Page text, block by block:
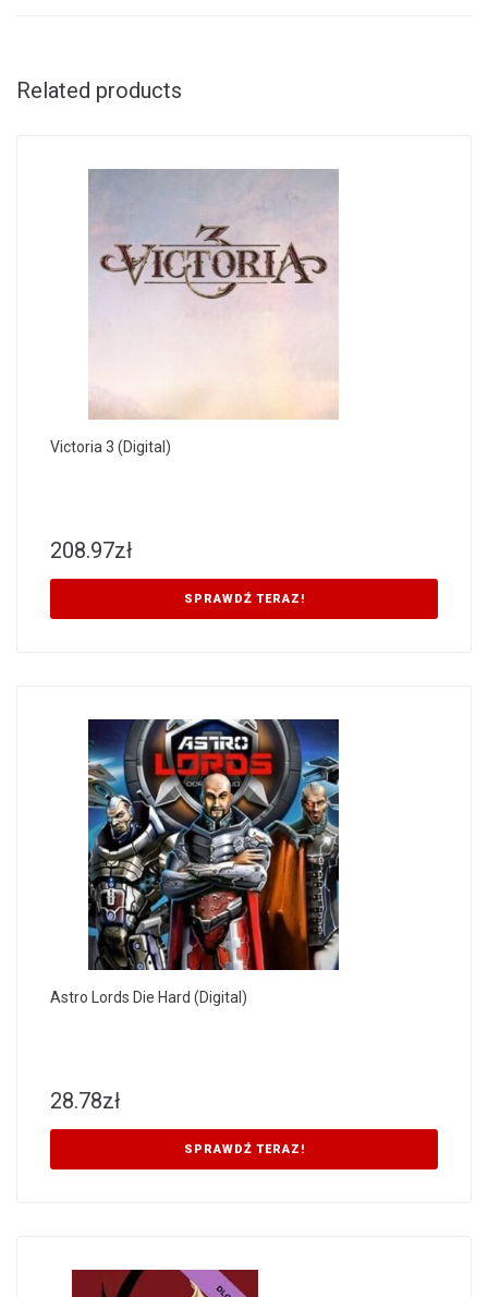
Related products
Victoria 3 (Digital)
208.97zł
SPRAWDŹ TERAZ!
Astro Lords Die Hard (Digital)
28.78zł
SPRAWDŹ TERAZ!